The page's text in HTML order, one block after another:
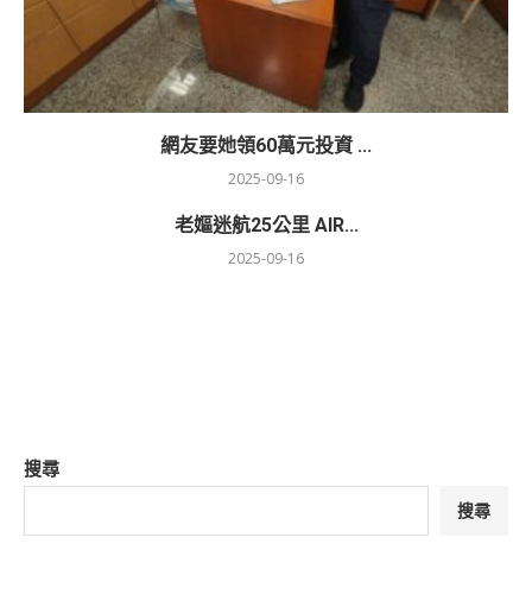
網友要她領60萬元投資 ...
2025-09-16
老嫗迷航25公里 AIR...
2025-09-16
搜尋
搜尋